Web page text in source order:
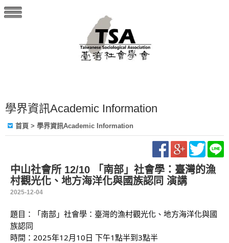
學界資訊Academic Information
首頁 > 學界資訊Academic Information
中山社會所 12/10 「南部」社會學：臺灣的漁
村觀光化、地方海洋化與國族認同 演講
2025-12-04
題目：「南部」社會學：臺灣的漁村觀光化、地方海洋化與國
族認同
時間：2025年12月10日 下午1點半到3點半